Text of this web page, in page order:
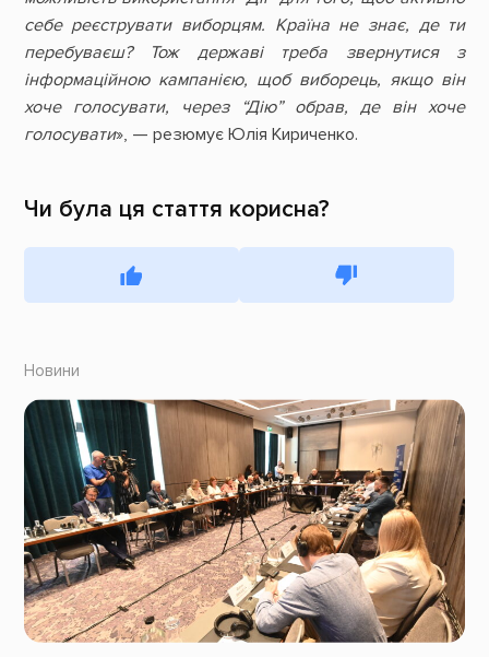
себе реєструвати виборцям. Країна не знає, де ти
перебуваєш? Тож державі треба звернутися з
інформаційною кампанією, щоб виборець, якщо він
хоче голосувати, через “Дію” обрав, де він хоче
голосувати», — резюмує Юлія Кириченко.
Чи була ця стаття корисна?
Новини